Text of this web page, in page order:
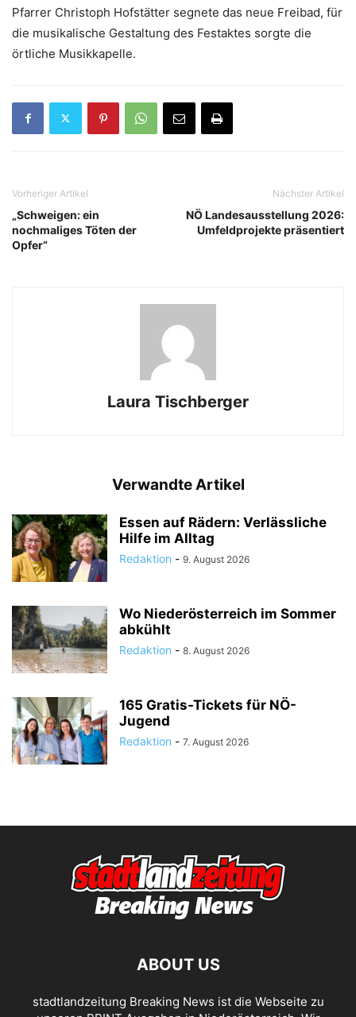
Pfarrer Christoph Hofstätter segnete das neue Freibad, für
die musikalische Gestaltung des Festaktes sorgte die
örtliche Musikkapelle.
Vorheriger Artikel
„Schweigen: ein
nochmaliges Töten der
Opfer“
Nächster Artikel
NÖ Landesausstellung 2026:
Umfeldprojekte präsentiert
Laura Tischberger
Verwandte Artikel
Essen auf Rädern: Verlässliche
Hilfe im Alltag
Redaktion - 9. August 2026
Wo Niederösterreich im Sommer
abkühlt
Redaktion - 8. August 2026
165 Gratis-Tickets für NÖ-
Jugend
Redaktion - 7. August 2026
ABOUT US
stadtlandzeitung Breaking News ist die Webseite zu